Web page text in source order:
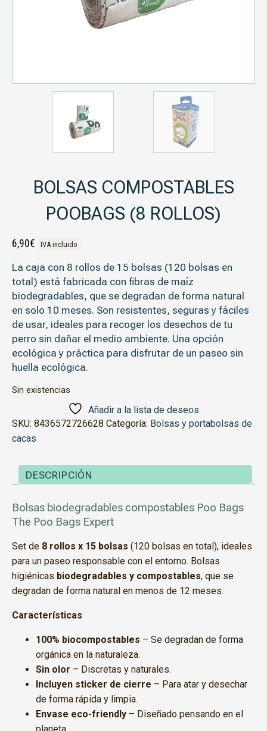
BOLSAS COMPOSTABLES
POOBAGS (8 ROLLOS)
6,90€ IVA incluido
La caja con 8 rollos de 15 bolsas (120 bolsas en
total) está fabricada con fibras de maíz
biodegradables, que se degradan de forma natural
en solo 10 meses. Son resistentes, seguras y fáciles
de usar, ideales para recoger los desechos de tu
perro sin dañar el medio ambiente. Una opción
ecológica y práctica para disfrutar de un paseo sin
huella ecológica.
Sin existencias
Añadir a la lista de deseos
SKU: 8436572726628 Categoría: Bolsas y portabolsas de
cacas
DESCRIPCIÓN
Bolsas biodegradables compostables Poo Bags
The Poo Bags Expert
Set de 8 rollos x 15 bolsas (120 bolsas en total), ideales
para un paseo responsable con el entorno. Bolsas
higiénicas biodegradables y compostables, que se
degradan de forma natural en menos de 12 meses.
Características
100% biocompostables – Se degradan de forma
orgánica en la naturaleza.
Sin olor – Discretas y naturales.
Incluyen sticker de cierre – Para atar y desechar
de forma rápida y limpia.
Envase eco-friendly – Diseñado pensando en el